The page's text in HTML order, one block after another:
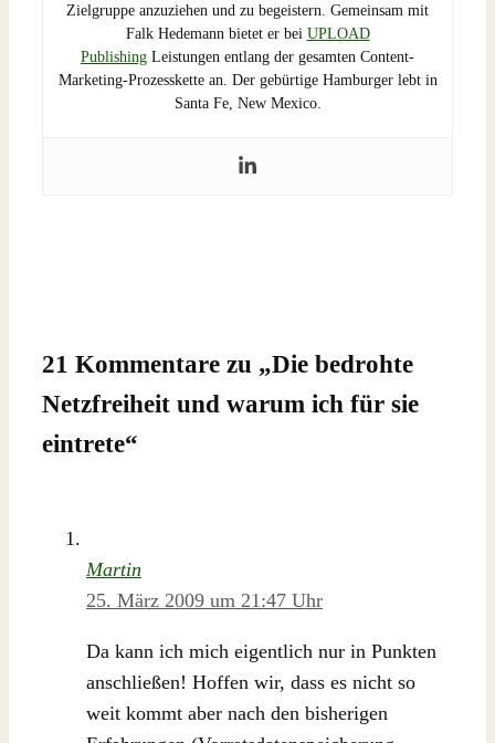
Zielgruppe anzuziehen und zu begeistern. Gemeinsam mit
Falk Hedemann bietet er bei UPLOAD
Publishing Leistungen entlang der gesamten Content-
Marketing-Prozesskette an. Der gebürtige Hamburger lebt in
Santa Fe, New Mexico.
21 Kommentare zu „Die bedrohte
Netzfreiheit und warum ich für sie
eintrete“
Martin
25. März 2009 um 21:47 Uhr
Da kann ich mich eigentlich nur in Punkten
anschließen! Hoffen wir, dass es nicht so
weit kommt aber nach den bisherigen